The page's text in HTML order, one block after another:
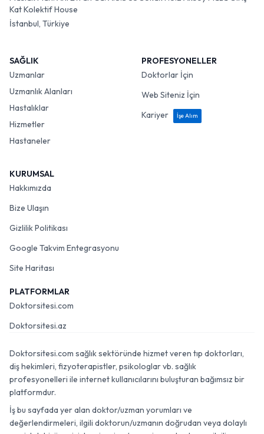
Kat Kolektif House
İstanbul, Türkiye
SAĞLIK
Uzmanlar
Uzmanlık Alanları
Hastalıklar
Hizmetler
Hastaneler
PROFESYONELLER
Doktorlar İçin
Web Siteniz İçin
Kariyer
İşe Alım
KURUMSAL
Hakkımızda
Bize Ulaşın
Gizlilik Politikası
Google Takvim Entegrasyonu
Site Haritası
PLATFORMLAR
Doktorsitesi.com
Doktorsitesi.az
Doktorsitesi.com sağlık sektöründe hizmet veren tıp doktorları,
diş hekimleri, fizyoterapistler, psikologlar vb. sağlık
profesyonelleri ile internet kullanıcılarını buluşturan bağımsız bir
platformdur.
İş bu sayfada yer alan doktor/uzman yorumları ve
değerlendirmeleri, ilgili doktorun/uzmanın doğrudan veya dolaylı